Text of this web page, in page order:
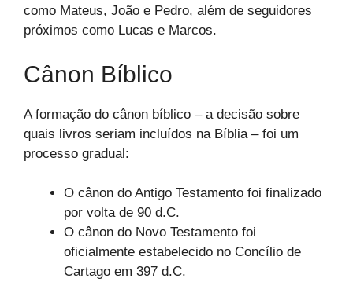
como Mateus, João e Pedro, além de seguidores
próximos como Lucas e Marcos.
Cânon Bíblico
A formação do cânon bíblico – a decisão sobre
quais livros seriam incluídos na Bíblia – foi um
processo gradual:
O cânon do Antigo Testamento foi finalizado
por volta de 90 d.C.
O cânon do Novo Testamento foi
oficialmente estabelecido no Concílio de
Cartago em 397 d.C.